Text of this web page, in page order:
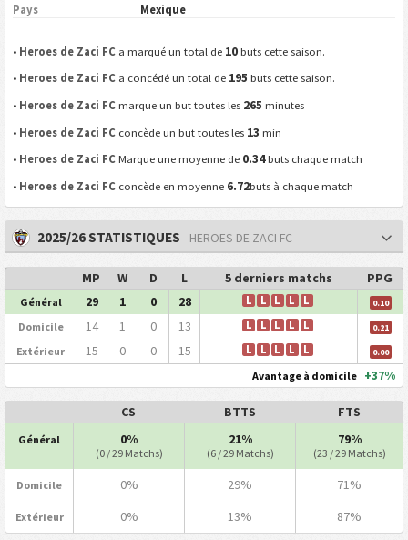
Pays Mexique
• Heroes de Zaci FC a marqué un total de 10 buts cette saison.
• Heroes de Zaci FC a concédé un total de 195 buts cette saison.
• Heroes de Zaci FC marque un but toutes les 265 minutes
• Heroes de Zaci FC concède un but toutes les 13 min
• Heroes de Zaci FC Marque une moyenne de 0.34buts chaque match
• Heroes de Zaci FC concède en moyenne 6.72buts à chaque match
2025/26 STATISTIQUES - HEROES DE ZACI FC
MP W D L 5 derniers matchs PPG
Général 29 1 0 28 L L L L L 0.10
Domicile 14 1 0 13 L L L L L 0.21
Extérieur 15 0 0 15 L L L L L 0.00
Avantage à domicile +37%
CS BTTS FTS
Général 0%
(0 / 29 Matchs)
21%
(6 / 29 Matchs)
79%
(23 / 29 Matchs)
Domicile 0% 29% 71%
Extérieur 0% 13% 87%